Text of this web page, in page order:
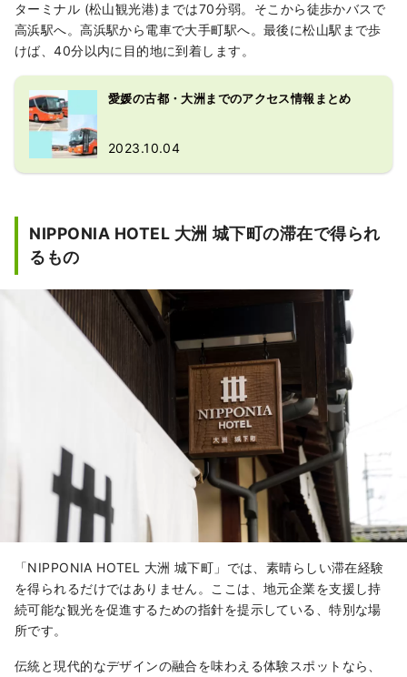
ターミナル (松山観光港)までは70分弱。そこから徒歩かバスで
高浜駅へ。高浜駅から電車で大手町駅へ。最後に松山駅まで歩
けば、40分以内に目的地に到着します。
愛媛の古都・大洲までのアクセス情報まとめ
2023.10.04
NIPPONIA HOTEL 大洲 城下町の滞在で得られ
るもの
「NIPPONIA HOTEL 大洲 城下町」では、素晴らしい滞在経験
を得られるだけではありません。ここは、地元企業を支援し持
続可能な観光を促進するための指針を提示している、特別な場
所です。
伝統と現代的なデザインの融合を味わえる体験スポットなら、